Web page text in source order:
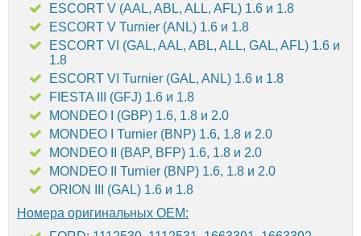
ESCORT V (AAL, ABL, ALL, AFL) 1.6 и 1.8
ESCORT V Turnier (ANL) 1.6 и 1.8
ESCORT VI (GAL, AAL, ABL, ALL, GAL, AFL) 1.6 и
1.8
ESCORT VI Turnier (GAL, ANL) 1.6 и 1.8
FIESTA III (GFJ) 1.6 и 1.8
MONDEO I (GBP) 1.6, 1.8 и 2.0
MONDEO I Turnier (BNP) 1.6, 1.8 и 2.0
MONDEO II (BAP, BFP) 1.6, 1.8 и 2.0
MONDEO II Turnier (BNP) 1.6, 1.8 и 2.0
ORION III (GAL) 1.6 и 1.8
Номера оригинальных OEM: